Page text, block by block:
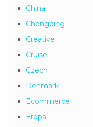
China
Chongqing
Creative
Cruise
Czech
Denmark
Ecommerce
Eropa